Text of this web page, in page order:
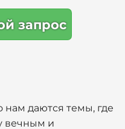
запрос
нам даются темы, где
вечным и